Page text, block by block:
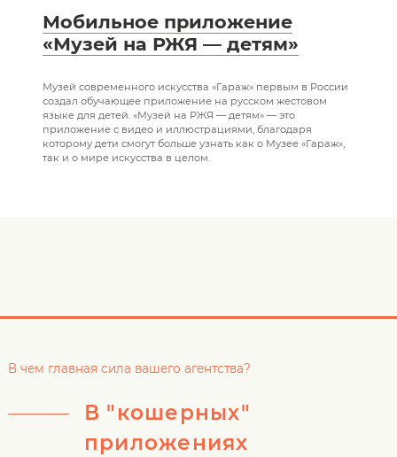
Мобильное приложение
«Музей на РЖЯ — детям»
Музей современного искусства «Гараж» первым в России
создал обучающее приложение на русском жестовом
языке для детей. «Музей на РЖЯ — детям» — это
приложение с видео и иллюстрациями, благодаря
которому дети смогут больше узнать как о Музее «Гараж»,
так и о мире искусства в целом.
В чем главная сила вашего агентства?
В "кошерных"
приложениях